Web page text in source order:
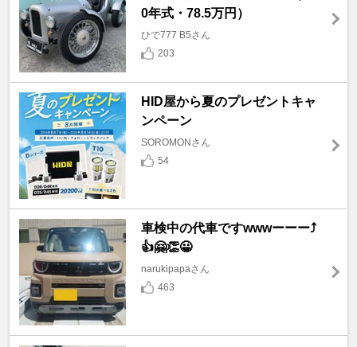
0年式・78.5万円）
ひで777 B5さん
203
HID屋から夏のプレゼントキャ
ンペーン
SOROMONさん
54
車検中の代車ですwwwーーー⤴️
👍🤗👏😀
narukipapaさん
463